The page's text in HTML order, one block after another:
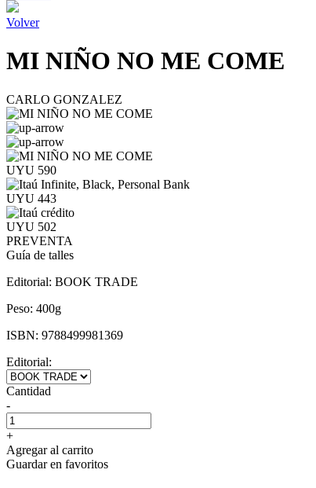
Volver
MI NIÑO NO ME COME
CARLO GONZALEZ
UYU 590
UYU 443
UYU 502
PREVENTA
Guía de talles
Editorial: BOOK TRADE
Peso: 400g
ISBN: 9788499981369
Editorial:
Cantidad
-
+
Agregar al carrito
Guardar en favoritos